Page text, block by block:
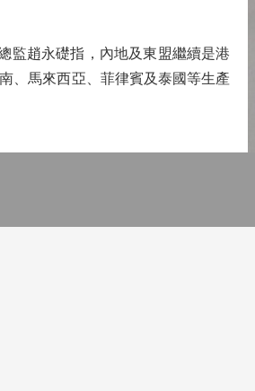
趙永礎指，內地及東盟繼續是港
、馬來西亞、菲律賓及泰國等生產